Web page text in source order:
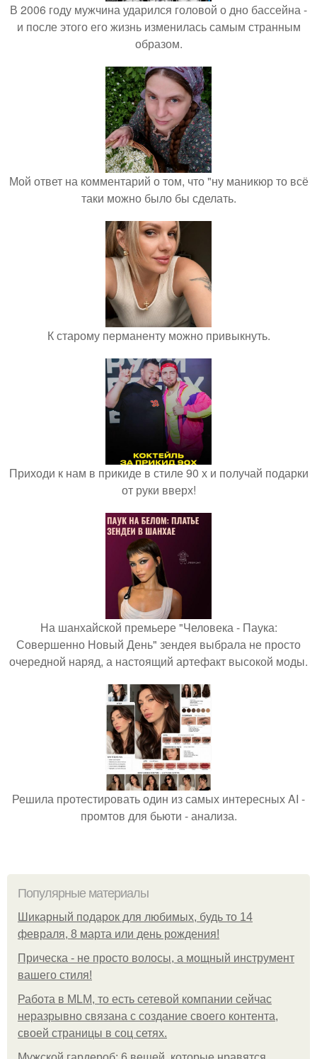
В 2006 году мужчина ударился головой о дно бассейна -
и после этого его жизнь изменилась самым странным
образом.
Мой ответ на комментарий о том, что "ну маникюр то всё
таки можно было бы сделать.
К старому перманенту можно привыкнуть.
Приходи к нам в прикиде в стиле 90 х и получай подарки
от руки вверх!
На шанхайской премьере "Человека - Паука:
Совершенно Новый День" зендея выбрала не просто
очередной наряд, а настоящий артефакт высокой моды.
Решила протестировать один из самых интересных AI -
промтов для бьюти - анализа.
Популярные материалы
Шикарный подарок для любимых, будь то 14
февраля, 8 марта или день рождения!
Прическа - не просто волосы, а мощный инструмент
вашего стиля!
Работа в MLM, то есть сетевой компании сейчас
неразрывно связана с создание своего контента,
своей страницы в соц сетях.